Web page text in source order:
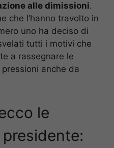
alle dimissioni.
che l’hanno travolto in
uno ha deciso di
tutti i motivi che
a rassegnare le
anche da
le